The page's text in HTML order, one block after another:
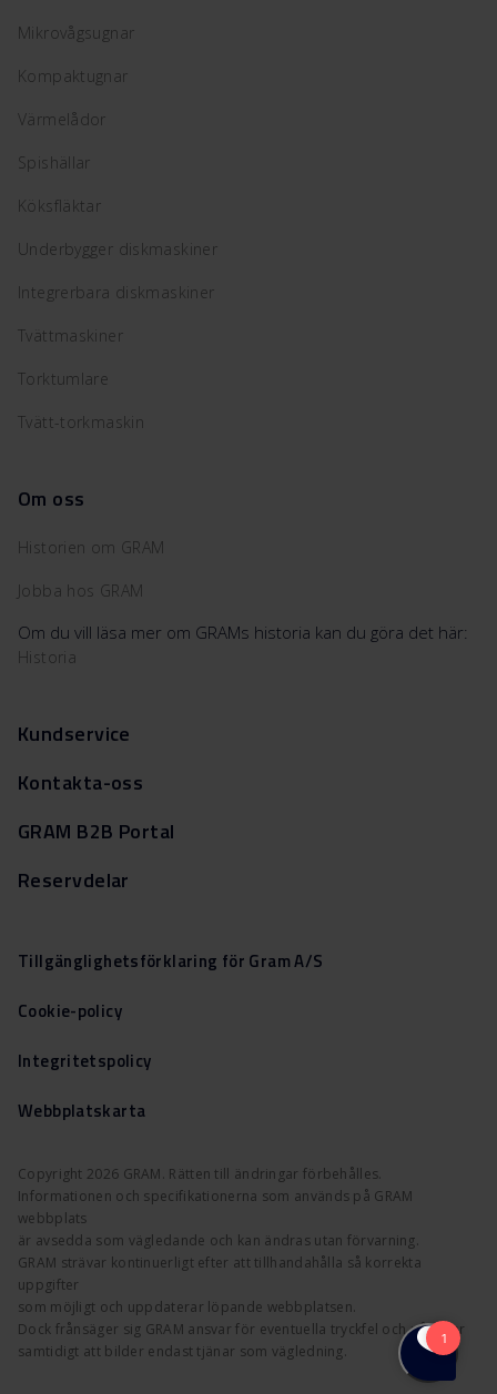
Mikrovågsugnar
Kompaktugnar
Värmelådor
Spishällar
Köksfläktar
Underbygger diskmaskiner
Integrerbara diskmaskiner
Tvättmaskiner
Torktumlare
Tvätt-torkmaskin
Om oss
Historien om GRAM
Jobba hos GRAM
Om du vill läsa mer om GRAMs historia kan du göra det här:
Historia
Kundservice
Kontakta-oss
GRAM B2B Portal
Reservdelar
Copyright 2026 GRAM. Rätten till ändringar förbehålles.
Informationen och specifikationerna som används på GRAM
webbplats
är avsedda som vägledande och kan ändras utan förvarning.
GRAM strävar kontinuerligt efter att tillhandahålla så korrekta
uppgifter
som möjligt och uppdaterar löpande webbplatsen.
Dock frånsäger sig GRAM ansvar för eventuella tryckfel och påpekar
samtidigt att bilder endast tjänar som vägledning.
Tillgänglighetsförklaring för Gram A/S
Cookie-policy
Integritetspolicy
Webbplatskarta